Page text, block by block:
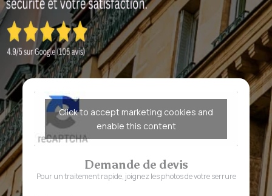
Click to accept marketing cookies and
enable this content
Demande de devis
Pour un traitement rapide, joignez les photos de votre serrure